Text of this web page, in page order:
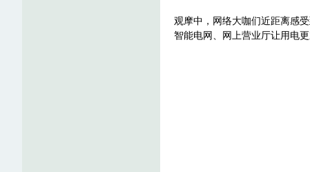
观摩中，网络大咖们近距离感
智能电网、网上营业厅让用电